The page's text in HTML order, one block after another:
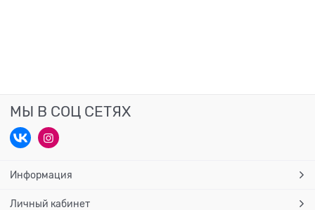
МЫ В СОЦ СЕТЯХ
Информация
Личный кабинет